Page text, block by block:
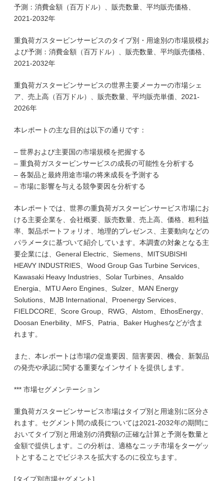
予測：消費金額（百万ドル）、販売数量、平均販売価格、
2021-2032年
重負荷ガスタービンサービスのタイプ別・用途別の市場規模お
よび予測：消費金額（百万ドル）、販売数量、平均販売価格、
2021-2032年
重負荷ガスタービンサービスの世界主要メーカーの市場シェ
ア、売上高（百万ドル）、販売数量、平均販売単価、2021-
2026年
本レポートの主な目的は以下の通りです：
– 世界および主要国の市場規模を把握する
– 重負荷ガスタービンサービスの成長の可能性を分析する
– 各製品と最終用途市場の将来成長を予測する
– 市場に影響を与える競争要因を分析する
本レポートでは、世界の重負荷ガスタービンサービス市場にお
ける主要企業を、会社概要、販売数量、売上高、価格、粗利益
率、製品ポートフォリオ、地理的プレゼンス、主要動向などの
パラメータに基づいて紹介しています。本調査の対象となる主
要企業には、General Electric、Siemens、MITSUBISHI
HEAVY INDUSTRIES、Wood Group Gas Turbine Services、
Kawasaki Heavy Industries、Solar Turbines、Ansaldo
Energia、MTU Aero Engines、Sulzer、MAN Energy
Solutions、MJB International、Proenergy Services、
FIELDCORE、Score Group、RWG、Alstom、EthosEnergy、
Doosan Enerbility、MFS、Patria、Baker Hughesなどが含ま
れます。
また、本レポートは市場の促進要因、阻害要因、機会、新製品
の発売や承認に関する重要なインサイトを提供します。
*** 市場セグメンテーション
重負荷ガスタービンサービス市場はタイプ別と用途別に区分さ
れます。セグメント間の成長については2021-2032年の期間に
おいてタイプ別と用途別の消費額の正確な計算と予測を数量と
金額で提供します。この分析は、適格なニッチ市場をターゲッ
トとすることでビジネスを拡大するのに役立ちます。
[タイプ別市場セグメント]